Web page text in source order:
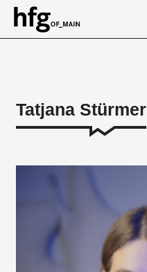
Person
Tatjana Stürmer